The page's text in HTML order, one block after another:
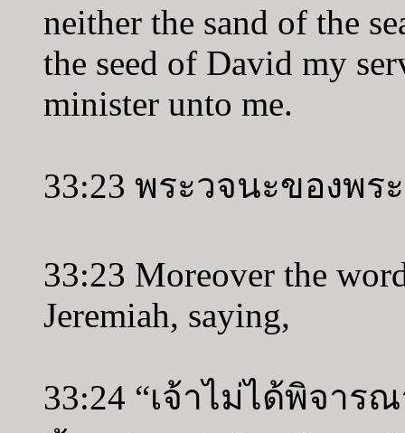
neither the sand of the
the seed of David my
minister unto me.
33:23 พระวจนะของพร
33:23 Moreover the
Jeremiah, saying,
33:24 “เจ้าไม่ได้พิจา